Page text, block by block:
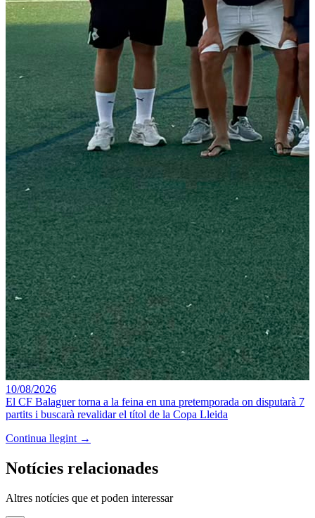
10/08/2026
El CF Balaguer torna a la feina en una pretemporada on disputarà 7
partits i buscarà revalidar el títol de la Copa Lleida
Continua llegint →
Notícies relacionades
Altres notícies que et poden interessar